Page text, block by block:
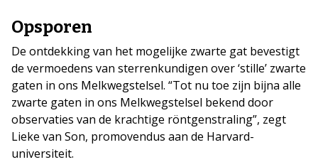
Opsporen
De ontdekking van het mogelijke zwarte gat bevestigt
de vermoedens van sterrenkundigen over ‘stille’ zwarte
gaten in ons Melkwegstelsel. “Tot nu toe zijn bijna alle
zwarte gaten in ons Melkwegstelsel bekend door
observaties van de krachtige röntgenstraling”, zegt
Lieke van Son, promovendus aan de Harvard-
universiteit.